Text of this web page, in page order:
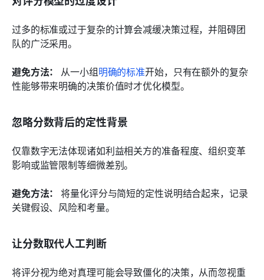
过多的标准或过于复杂的计算会减缓决策过程，并阻碍团
队的广泛采用。
避免方法：
从一小组明确的标准开始，只有在额外的复杂
性能够带来明确的决策价值时才优化模型。
忽略分数背后的定性背景
仅靠数字无法体现诸如利益相关方的准备程度、组织变革
影响或监管限制等细微差别。
避免方法： 将量化评分与简短的定性说明结合起来，记录
关键假设、风险和考量。
让分数取代人工判断
将评分视为绝对真理可能会导致僵化的决策，从而忽视重